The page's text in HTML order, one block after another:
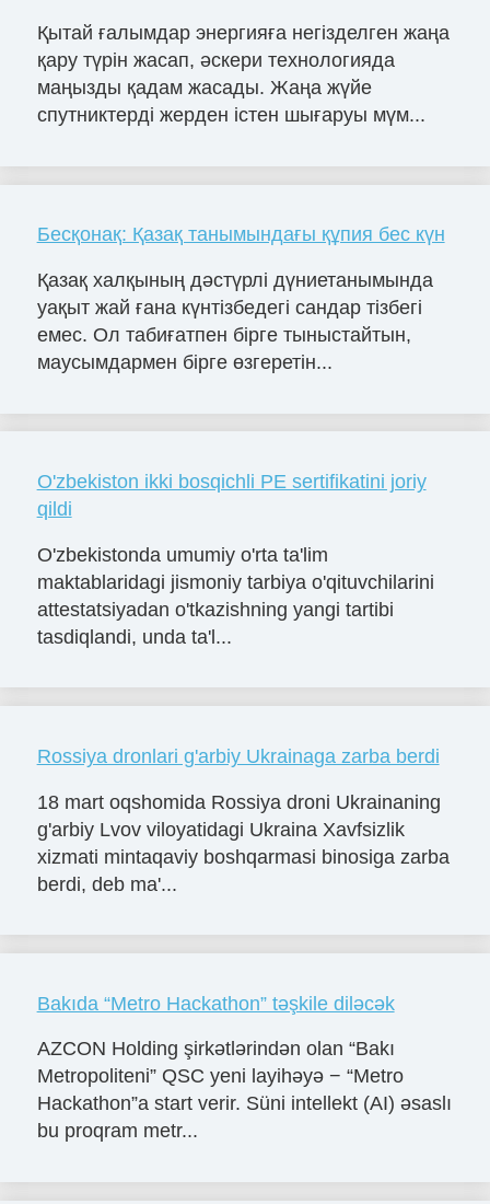
Қытай ғалымдар энергияға негізделген жаңа
қару түрін жасап, әскери технологияда
маңызды қадам жасады. Жаңа жүйе
спутниктерді жерден істен шығаруы мүм...
Бесқонақ: Қазақ танымындағы құпия бес күн
Қазақ халқының дәстүрлі дүниетанымында
уақыт жай ғана күнтізбедегі сандар тізбегі
емес. Ол табиғатпен бірге тыныстайтын,
маусымдармен бірге өзгеретін...
O'zbekiston ikki bosqichli PE sertifikatini joriy
qildi
O'zbekistonda umumiy o'rta ta'lim
maktablaridagi jismoniy tarbiya o'qituvchilarini
attestatsiyadan o'tkazishning yangi tartibi
tasdiqlandi, unda ta'l...
Rossiya dronlari g'arbiy Ukrainaga zarba berdi
18 mart oqshomida Rossiya droni Ukrainaning
g'arbiy Lvov viloyatidagi Ukraina Xavfsizlik
xizmati mintaqaviy boshqarmasi binosiga zarba
berdi, deb ma'...
Bakıda “Metro Hackathon” təşkile diləcək
AZCON Holding şirkətlərindən olan “Bakı
Metropoliteni” QSC yeni layihəyə − “Metro
Hackathon”a start verir. Süni intellekt (AI) əsaslı
bu proqram metr...